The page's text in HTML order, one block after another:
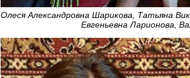
Олеся Александровна Шарикова, Татьяна
Евгеньевна Ларионова,